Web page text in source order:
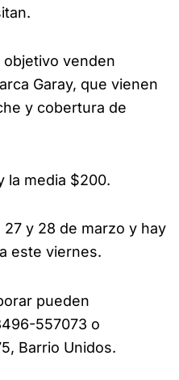
objetivo venden
Garay, que vienen
y cobertura de
la media $200.
y 28 de marzo y hay
este viernes.
pueden
557073 o
Barrio Unidos.